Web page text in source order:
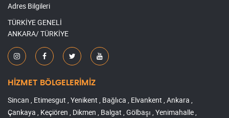
Adres Bilgileri
TÜRKİYE GENELİ
ANKARA/ TÜRKİYE
HİZMET BÖLGELERİMİZ
Sincan , Etimesgut , Yenikent , Bağlıca , Elvankent , Ankara ,
Çankaya , Keçiören , Dikmen , Balgat , Gölbaşı , Yenimahalle ,